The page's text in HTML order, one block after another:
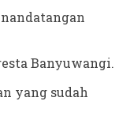
Banyuwangi.
yang sudah